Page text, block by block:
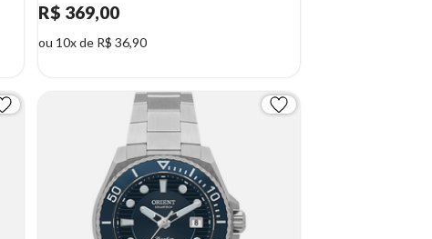
R$ 369,00
ou 10x de R$ 36,90